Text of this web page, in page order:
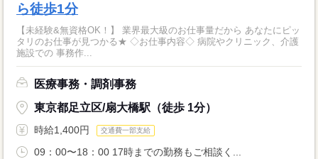
ら徒歩1分
【未経験&無資格OK！】 業界最大級のお仕事量だから あなたにピッ
タリのお仕事が見つかる★ ◇お仕事内容◇ 病院やクリニック、介護
施設での 事務作...
医療事務・調剤事務
東京都足立区/扇大橋駅（徒歩 1分）
時給1,400円 交通費一部支給
09：00〜18：00 17時までの勤務もご相談く...